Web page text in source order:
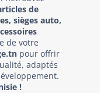
de
sièges auto,
de votre
pour offrir
adaptés
!